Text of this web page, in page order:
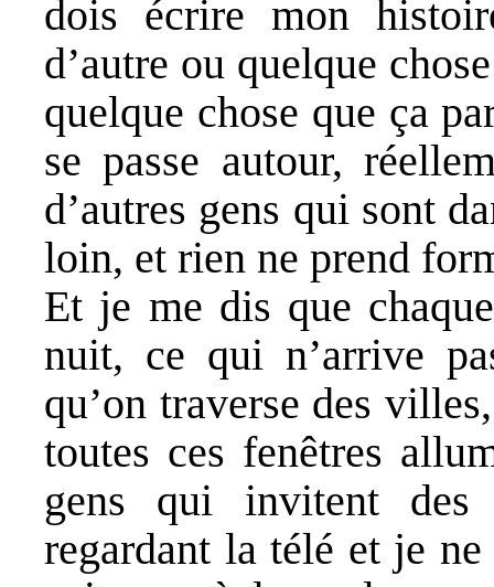
dois écrire mon
d’autre ou quelque
quelque chose que ça
se passe autour,
d’autres gens qui sont
loin, et rien ne prend
Et je me dis que
nuit, ce qui n’arrive
qu’on traverse des
toutes ces fenêtres
gens qui invitent des
regardant la télé et je